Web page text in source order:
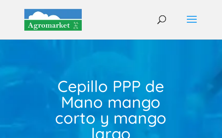
Cepillo PPP de
Mano mango
corto y mango
largo